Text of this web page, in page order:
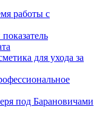
работы с
для ухода за
под Барановичами